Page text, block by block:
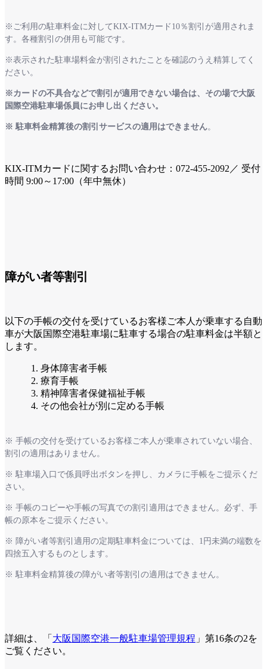
※ご利用の駐車料金に対してKIX-ITMカード10％割引が適用されま
す。各種割引の併用も可能です。
※表示された駐車場料金が割引されたことを確認のうえ精算してく
ださい。
※カードの不具合などで割引が適用できない場合は、その場で大阪
国際空港駐車場係員にお申し出ください。
※ 駐車料金精算後の割引サービスの適用はできません。
KIX-ITMカードに関するお問い合わせ：072-455-2092／ 受付
時間 9:00～17:00（年中無休）
障がい者等割引
以下の手帳の交付を受けているお客様ご本人が乗車する自動
車が大阪国際空港駐車場に駐車する場合の駐車料金は半額と
します。
身体障害者手帳
療育手帳
精神障害者保健福祉手帳
その他会社が別に定める手帳
※ 手帳の交付を受けているお客様ご本人が乗車されていない場合、
割引の適用はありません。
※ 駐車場入口で係員呼出ボタンを押し、カメラに手帳をご提示くだ
さい。
※ 手帳のコピーや手帳の写真での割引適用はできません。必ず、手
帳の原本をご提示ください。
※ 障がい者等割引適用の定期駐車料金については、1円未満の端数を
四捨五入するものとします。
※ 駐車料金精算後の障がい者等割引の適用はできません。
詳細は、「 大阪国際空港一般駐車場管理規程 」第16条の2を
ご覧ください。